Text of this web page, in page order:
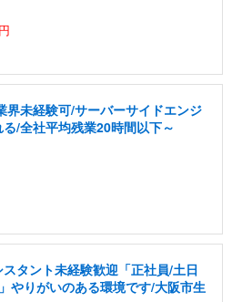
界未経験可/サーバーサイドエンジ
/全社平均残業20時間以下～
タント未経験歓迎「正社員/土日
やりがいのある環境です/大阪市生